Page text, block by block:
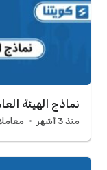
نماذج الهيئة
منذ 3 أشهر